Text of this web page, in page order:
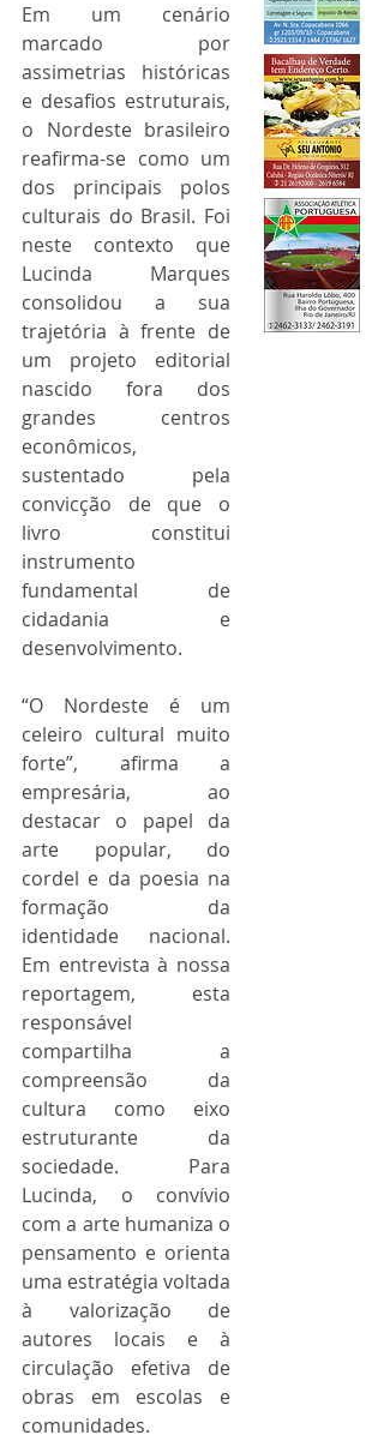
Em um cenário
marcado por
assimetrias históricas
e desafios estruturais,
o Nordeste brasileiro
reafirma-se como um
dos principais polos
culturais do Brasil. Foi
neste contexto que
Lucinda Marques
consolidou a sua
trajetória à frente de
um projeto editorial
nascido fora dos
grandes centros
econômicos,
sustentado pela
convicção de que o
livro constitui
instrumento
fundamental de
cidadania e
desenvolvimento.
“O Nordeste é um
celeiro cultural muito
forte”, afirma a
empresária, ao
destacar o papel da
arte popular, do
cordel e da poesia na
formação da
identidade nacional.
Em entrevista à nossa
reportagem, esta
responsável
compartilha a
compreensão da
cultura como eixo
estruturante da
sociedade. Para
Lucinda, o convívio
com a arte humaniza o
pensamento e orienta
uma estratégia voltada
à valorização de
autores locais e à
circulação efetiva de
obras em escolas e
comunidades.